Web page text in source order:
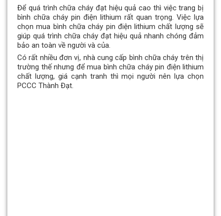
Để quá trình chữa cháy đạt hiệu quả cao thì việc trang bị
bình chữa cháy pin điện lithium rất quan trọng. Việc lựa
chọn mua bình chữa cháy pin điện lithium chất lượng sẽ
giúp quá trình chữa cháy đạt hiệu quả nhanh chóng đảm
bảo an toàn về người và của.
Có rất nhiều đơn vị, nhà cung cấp bình chữa cháy trên thị
trường thế nhưng để mua bình chữa cháy pin điện lithium
chất lượng, giá cạnh tranh thì mọi người nên lựa chọn
PCCC Thành Đạt.